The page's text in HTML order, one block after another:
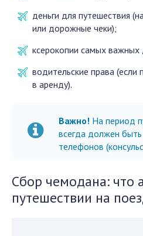
деньги для путешествия
или дорожные чеки);
ксерокопии самых важных
водительские права (если
в аренду).
Важно! На период
всегда должен
телефонов
Сбор чемодана: что
путешествии на